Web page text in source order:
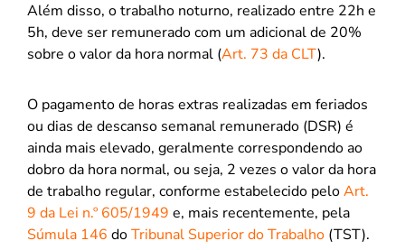
Além disso, o trabalho noturno, realizado entre 22h e
5h, deve ser remunerado com um adicional de 20%
sobre o valor da hora normal (Art. 73 da CLT).
O pagamento de horas extras realizadas em feriados
ou dias de descanso semanal remunerado (DSR) é
ainda mais elevado, geralmente correspondendo ao
dobro da hora normal, ou seja, 2 vezes o valor da hora
de trabalho regular, conforme estabelecido peloArt.
9 da Lei n.º 605/1949 e, mais recentemente, pela
Súmula 146 doTribunal Superior do Trabalho (TST).